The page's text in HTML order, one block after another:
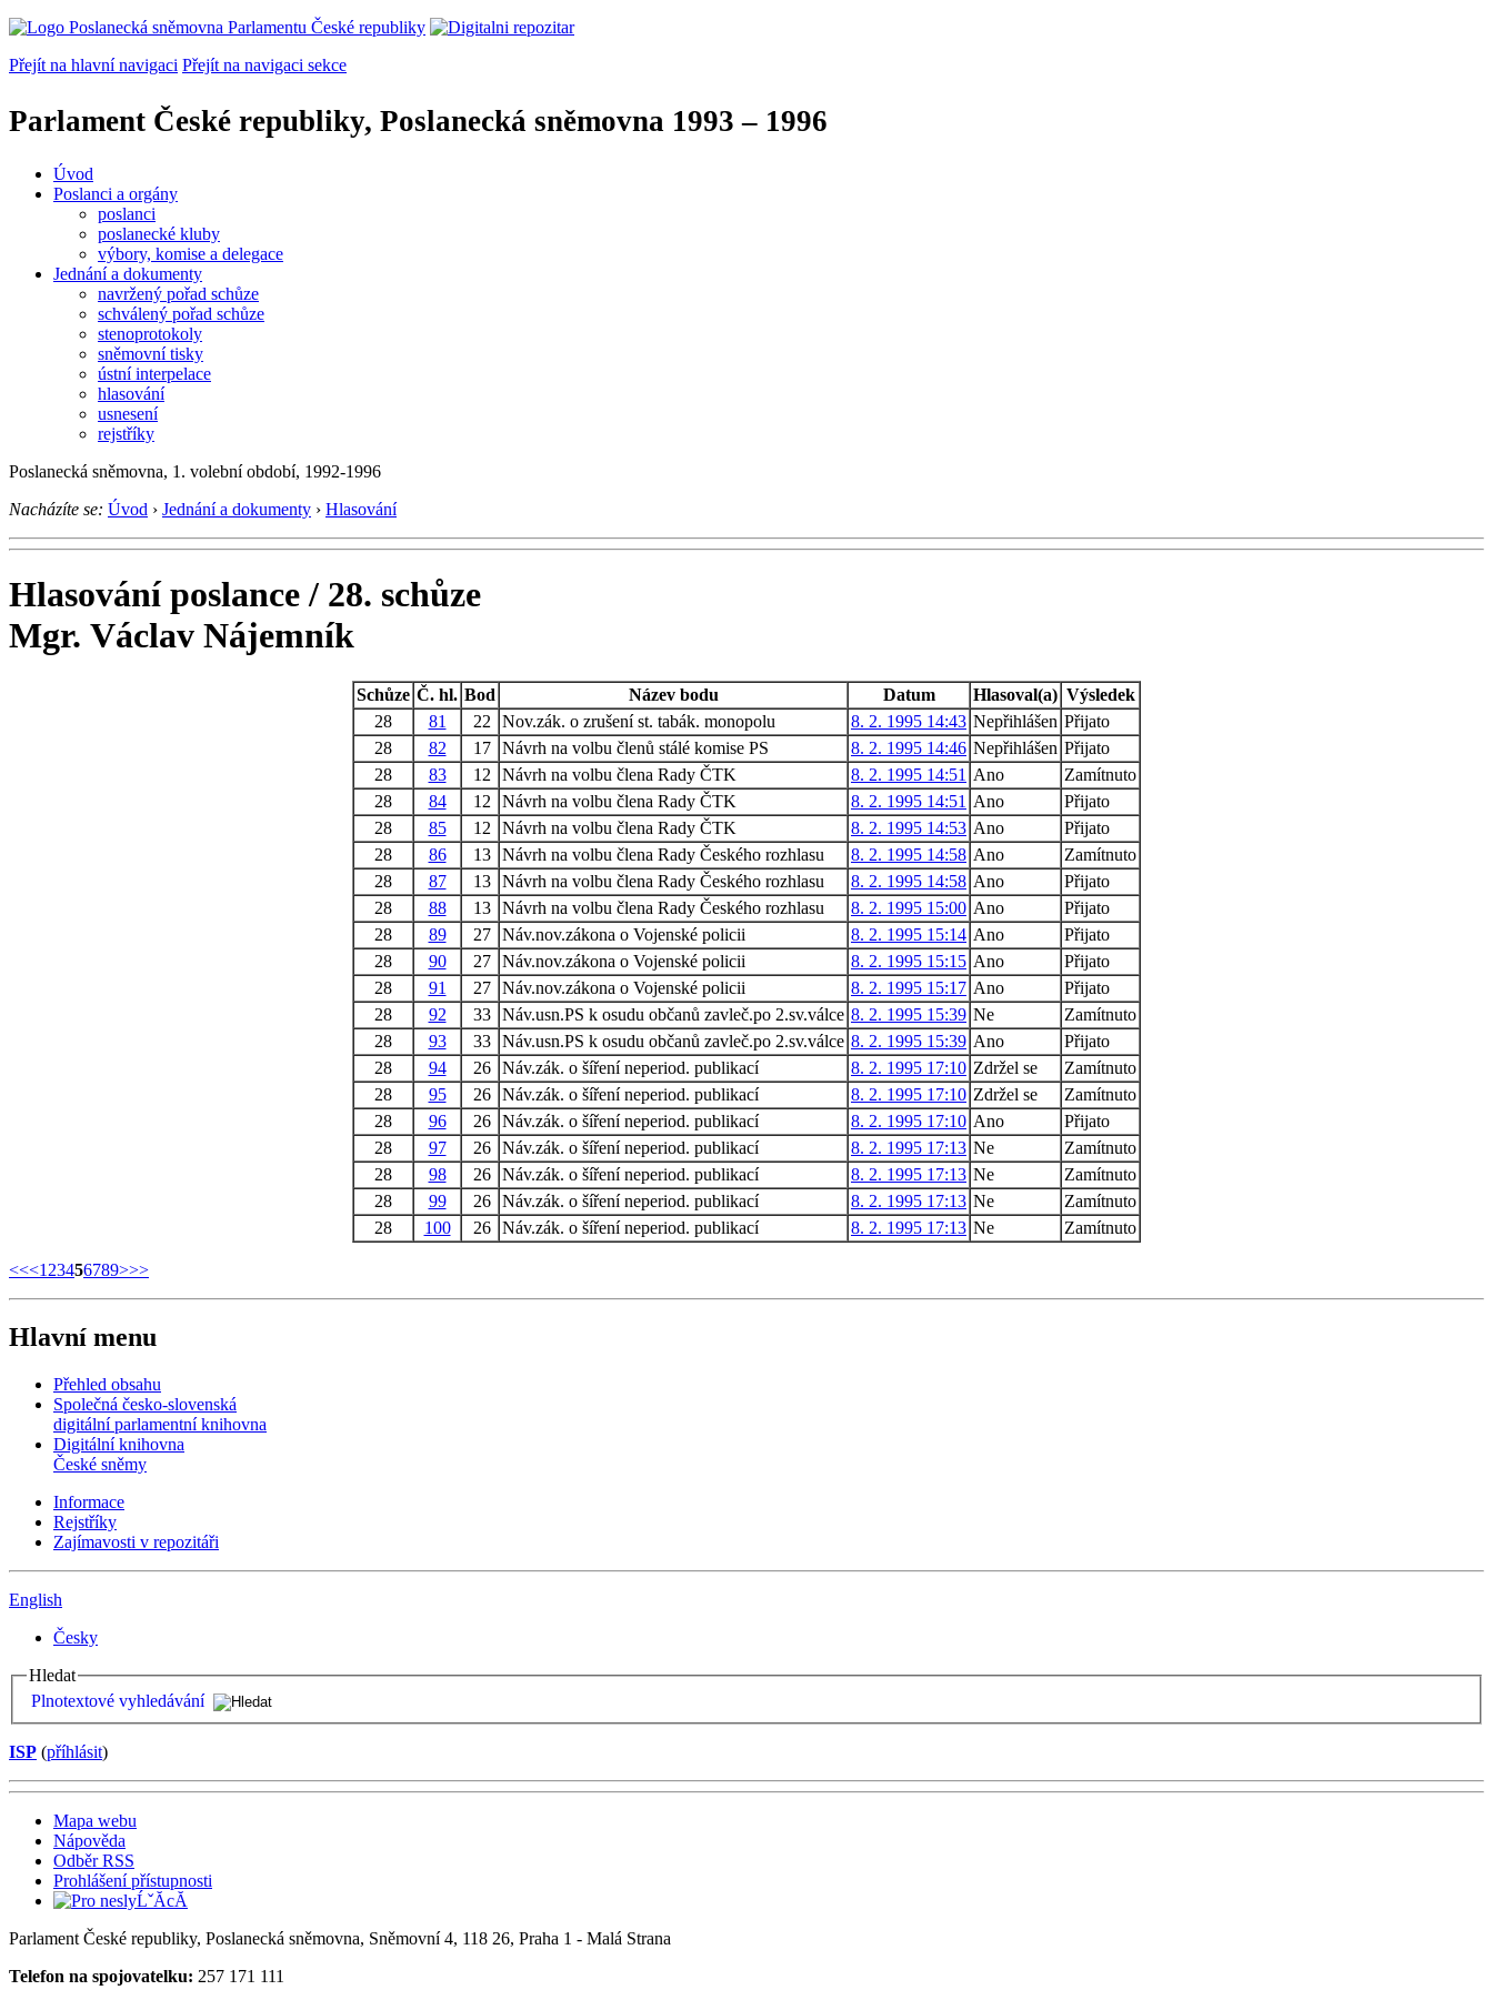
Přejít na hlavní navigaci Přejít na navigaci sekce
Parlament České republiky, Poslanecká sněmovna 1993 – 1996
Úvod
Poslanci a orgány
poslanci
poslanecké kluby
výbory, komise a delegace
Jednání a dokumenty
navržený pořad schůze
schválený pořad schůze
stenoprotokoly
sněmovní tisky
ústní interpelace
hlasování
usnesení
rejstříky
Poslanecká sněmovna, 1. volební období, 1992-1996
Nacházíte se: Úvod › Jednání a dokumenty › Hlasování
Hlasování poslance / 28. schůze
Mgr. Václav Nájemník
Schůze Č. hl. Bod Název bodu Datum Hlasoval(a) Výsledek
28
81 22 Nov.zák. o zrušení st. tabák. monopolu 8. 2. 1995 14:43 Nepřihlášen Přijato
28
82 17 Návrh na volbu členů stálé komise PS 8. 2. 1995 14:46 Nepřihlášen Přijato
28
83 12 Návrh na volbu člena Rady ČTK 8. 2. 1995 14:51 Ano
Zamítnuto
28
84 12 Návrh na volbu člena Rady ČTK 8. 2. 1995 14:51 Ano
Přijato
28
85 12 Návrh na volbu člena Rady ČTK 8. 2. 1995 14:53 Ano
Přijato
28
86 13 Návrh na volbu člena Rady Českého rozhlasu 8. 2. 1995 14:58 Ano
Zamítnuto
28
87 13 Návrh na volbu člena Rady Českého rozhlasu 8. 2. 1995 14:58 Ano
Přijato
28
88 13 Návrh na volbu člena Rady Českého rozhlasu 8. 2. 1995 15:00 Ano
Přijato
28
89 27 Náv.nov.zákona o Vojenské policii 8. 2. 1995 15:14 Ano
Přijato
28
90 27 Náv.nov.zákona o Vojenské policii 8. 2. 1995 15:15 Ano
Přijato
28
91 27 Náv.nov.zákona o Vojenské policii 8. 2. 1995 15:17 Ano
Přijato
28
92 33 Náv.usn.PS k osudu občanů zavleč.po 2.sv.válce 8. 2. 1995 15:39 Ne
Zamítnuto
28
93 33 Náv.usn.PS k osudu občanů zavleč.po 2.sv.válce 8. 2. 1995 15:39 Ano
Přijato
28
94 26 Náv.zák. o šíření neperiod. publikací 8. 2. 1995 17:10 Zdržel se
Zamítnuto
28
95 26 Náv.zák. o šíření neperiod. publikací 8. 2. 1995 17:10 Zdržel se
Zamítnuto
28
96 26 Náv.zák. o šíření neperiod. publikací 8. 2. 1995 17:10 Ano
Přijato
28
97 26 Náv.zák. o šíření neperiod. publikací 8. 2. 1995 17:13 Ne
Zamítnuto
28
98 26 Náv.zák. o šíření neperiod. publikací 8. 2. 1995 17:13 Ne
Zamítnuto
28
99 26 Náv.zák. o šíření neperiod. publikací 8. 2. 1995 17:13 Ne
Zamítnuto
28
100 26 Náv.zák. o šíření neperiod. publikací 8. 2. 1995 17:13 Ne Zamítnuto
<<<1 23456789>>>
Hlavní menu
Přehled obsahu
Společná česko-slovenská
digitální parlamentní knihovna
Digitální knihovna
České sněmy
Informace
Rejstříky
Zajímavosti v repozitáři
English
Česky
Hledat
Plnotextové vyhledávání
ISP (příhlásit)
Mapa webu
Nápověda
Odběr RSS
Prohlášení přístupnosti
Parlament České republiky, Poslanecká sněmovna, Sněmovní 4, 118 26, Praha 1 - Malá Strana
Telefon na spojovatelku: 257 171 111